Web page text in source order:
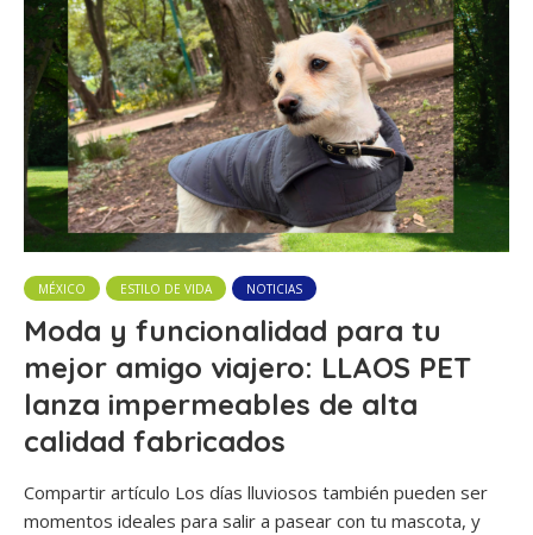
MÉXICO ESTILO DE VIDA NOTICIAS
Moda y funcionalidad para tu
mejor amigo viajero: LLAOS PET
lanza impermeables de alta
calidad fabricados
Compartir artículo Los días lluviosos también pueden ser
momentos ideales para salir a pasear con tu mascota, y